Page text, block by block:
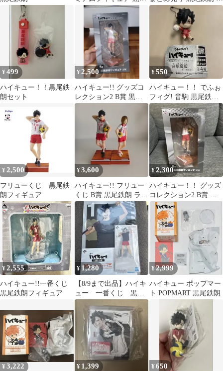
鉄朗
爪研磨
¥499
ハイキュー！！黒尾鉄
朗セット
¥ 2,500
ハイキュー!! グッズコ
レクション2 B賞 黒尾
鉄朗 フィギュア
¥550
ハイキュー！！ でふぉ
フィグ! 音駒 黒尾鉄
朗 フィギュア
¥ 2,500
フリューくじ 黒尾鉄
朗フィギュア
¥3,600
ハイキュー!! フリュー
くじ B賞 黒尾鉄朗 ラス
トワン賞 孤爪研磨 セッ
ト
¥2,300
ハイキュー！！ グッズ
コレクション2 B賞 黒
尾鉄朗 フィギュア
¥2,555
ハイキュー!!一番くじ
黒尾鉄朗フィギュア
¥ 1,280
【8/9まで出品】ハイキ
ュー 一番くじ 黒尾
鉄朗 E賞G賞セット
¥2,999
ハイキュー ポップマー
ト POPMART 黒尾鉄朗
¥3,222 ¥ 1,399 ¥650